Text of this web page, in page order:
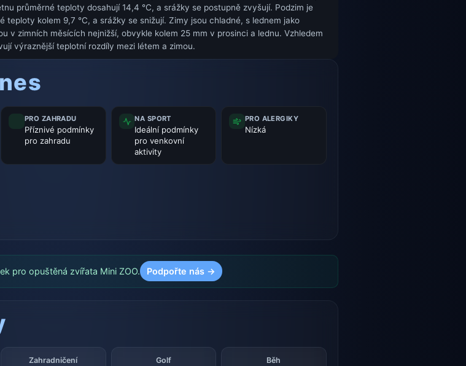
průměrné teploty dosahují 14,4 °C, a srážky se postupně zvyšují. Podzim je
kolem 9,7 °C, a srážky se snižují. Zimy jsou chladné, s lednem jako
v zimních měsících nejnižší, obvykle kolem 25 mm v prosinci a lednu. Vzhledem
výraznější teplotní rozdíly mezi létem a zimou.
PRO ZAHRADU
Příznivé podmínky
pro zahradu
NA SPORT
Ideální podmínky
pro venkovní
aktivity
PRO ALERGIKY
Nízká
pro opuštěná zvířata Mini ZOO. Podpořte nás →
Zahradničení Golf Běh